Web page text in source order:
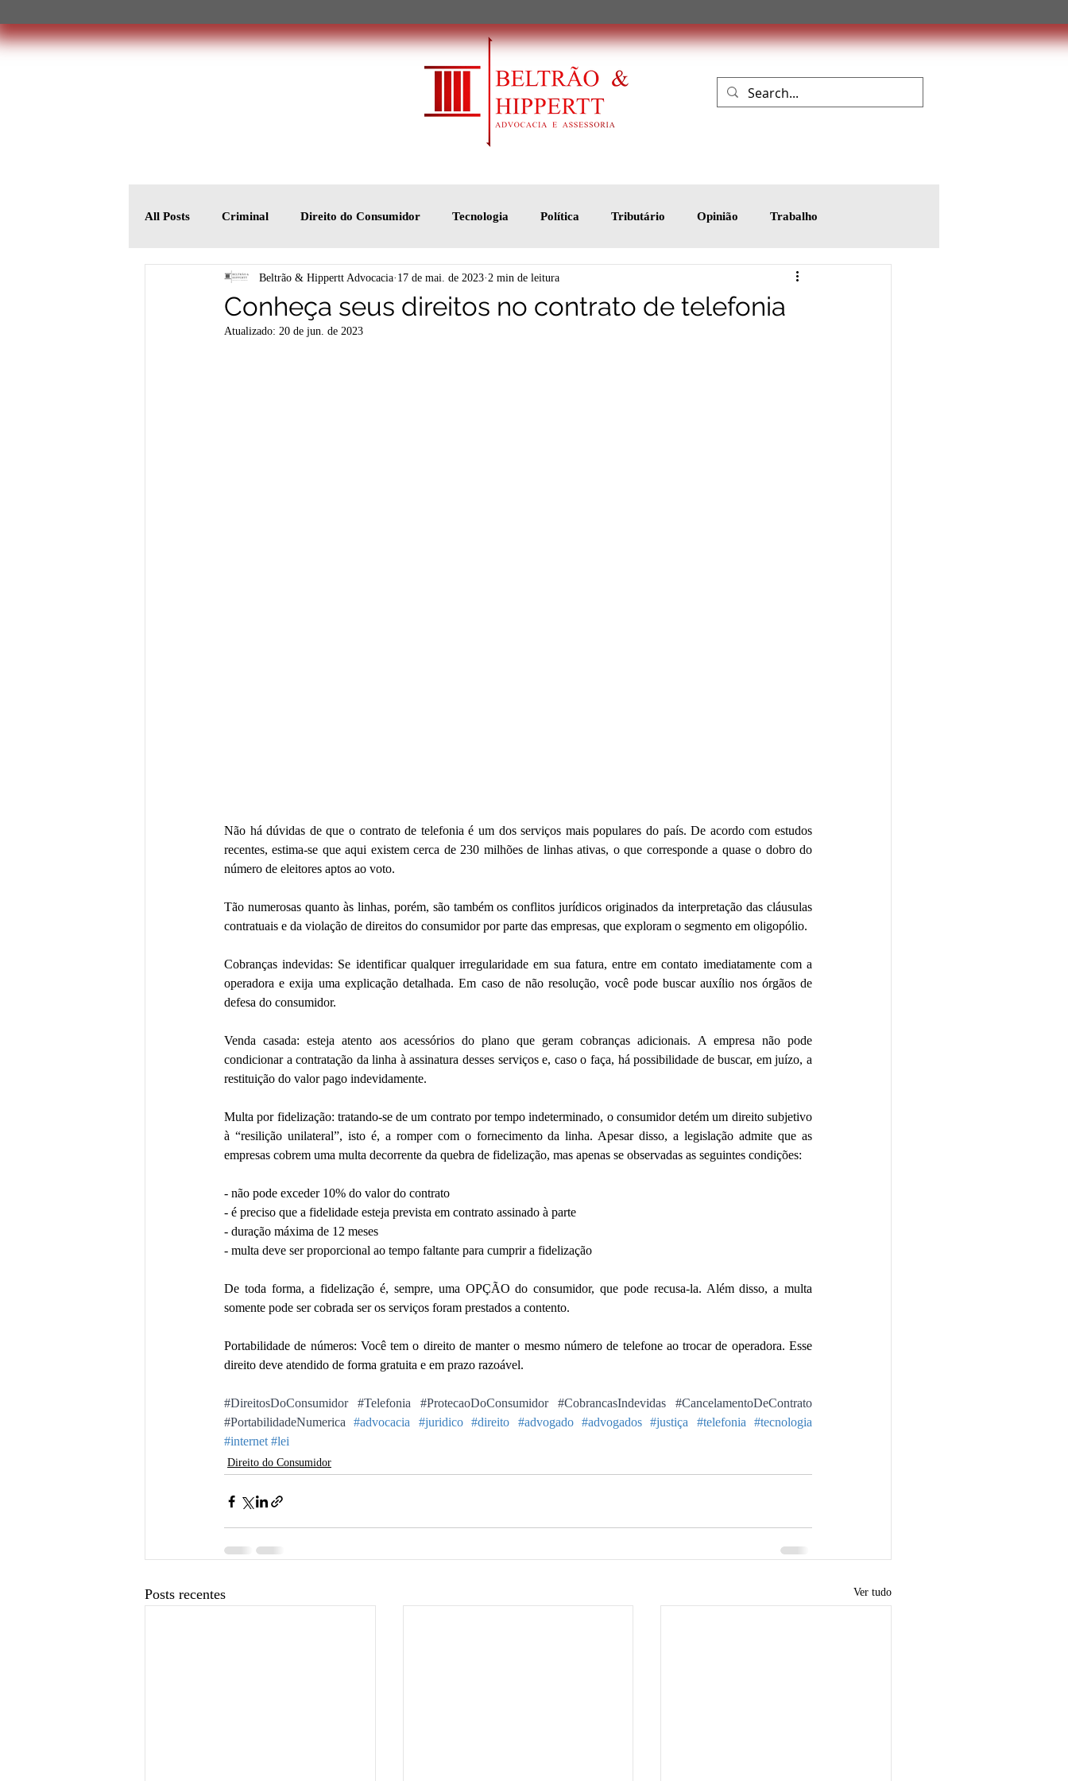
All Posts Criminal Direito do Consumidor Tecnologia Política Tributário Opinião Trabalho
Conheça seus direitos no contrato de telefonia
Beltrão & Hippertt Advocacia 17 de mai. de 2023 2 min de leitura
Atualizado: 20 de jun. de 2023
Não há dúvidas de que o contrato de telefonia é um dos serviços mais populares do país. De acordo com estudos
recentes, estima-se que aqui existem cerca de 230 milhões de linhas ativas, o que corresponde a quase o dobro do
número de eleitores aptos ao voto.
Tão numerosas quanto às linhas, porém, são também os conflitos jurídicos originados da interpretação das cláusulas
Cobranças indevidas: Se identificar qualquer irregularidade em sua fatura, entre em contato imediatamente com a
operadora e exija uma explicação detalhada. Em caso de não resolução, você pode buscar auxílio nos órgãos de
defesa do consumidor.
Venda casada: esteja atento aos acessórios do plano que geram cobranças adicionais. A empresa não pode
condicionar a contratação da linha à assinatura desses serviços e, caso o faça, há possibilidade de buscar, em juízo, a
restituição do valor pago indevidamente.
Multa por fidelização: tratando-se de um contrato por tempo indeterminado, o consumidor detém um direito subjetivo
à “resilição unilateral”, isto é, a romper com o fornecimento da linha. Apesar disso, a legislação admite que as
empresas cobrem uma multa decorrente da quebra de fidelização, mas apenas se observadas as seguintes condições:
- não pode exceder 10% do valor do contrato
- é preciso que a fidelidade esteja prevista em contrato assinado à parte
- duração máxima de 12 meses
- multa deve ser proporcional ao tempo faltante para cumprir a fidelização
De toda forma, a fidelização é, sempre, uma OPÇÃO do consumidor, que pode recusa-la. Além disso, a multa
somente pode ser cobrada ser os serviços foram prestados a contento.
Portabilidade de números: Você tem o direito de manter o mesmo número de telefone ao trocar de operadora. Esse
direito deve atendido de forma gratuita e em prazo razoável.
#DireitosDoConsumidor #Telefonia #ProtecaoDoConsumidor #CobrancasIndevidas
#CancelamentoDeContrato
#PortabilidadeNumerica
#advocacia #juridico #direito #advogado #advogados #justiça #telefonia
#tecnologia
#internet #lei
Direito do Consumidor
Posts recentes Ver tudo